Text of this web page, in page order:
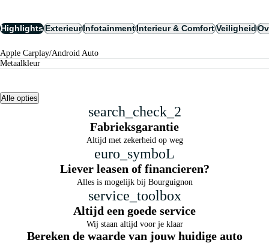
HighlightsExterieurInfotainmentInterieur & ComfortVeiligheid
Apple Carplay/Android Auto
metaalkleur
Alle opties
search_check_2
Fabrieksgarantie
Altijd met zekerheid op weg
euro_symboL
Liever leasen of financieren?
Alles is mogelijk bij Bourguignon
service_toolbox
Altijd een goede service
Wij staan altijd voor je klaar
Bereken de waarde van jouw huidige auto